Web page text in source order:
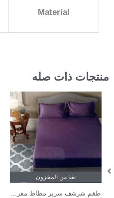
Material
منتجات ذات صله
نفذ من المخزون
طقم شرشف سرير مطاط مفر...